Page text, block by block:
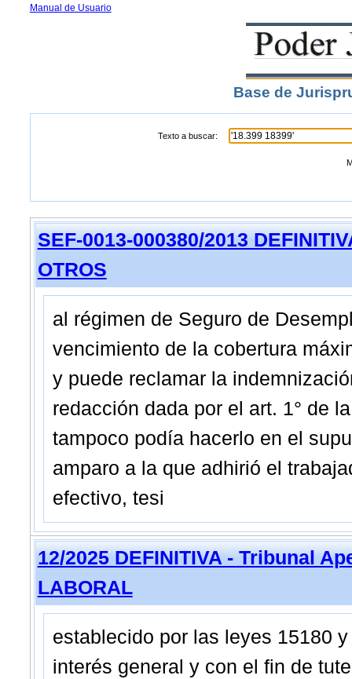
Manual de Usuario
Base de
Texto a buscar:
SEF-0013-000380/2013
OTROS
al régimen de Seguro de
vencimiento de la cobertura
y puede reclamar la
redacción dada por el art. 1° de
tampoco podía hacerlo en el
amparo a la que adhirió el
efectivo, tesi
12/2025 DEFINITIVA - Tribunal
LABORAL
establecido por las leyes 15180
interés general y con el fin de